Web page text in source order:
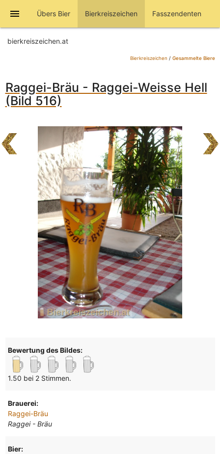
menu Übers Bier Bierkreiszeichen Fasszendenten
bierkreiszeichen.at
Bierkreiszeichen / Gesammelte Biere
Raggei-Bräu - Raggei-Weisse Hell
(Bild 516)
Bewertung des Bildes:
1.50 bei 2 Stimmen.
Brauerei:
Raggei-Bräu
Raggei - Bräu
Bier: